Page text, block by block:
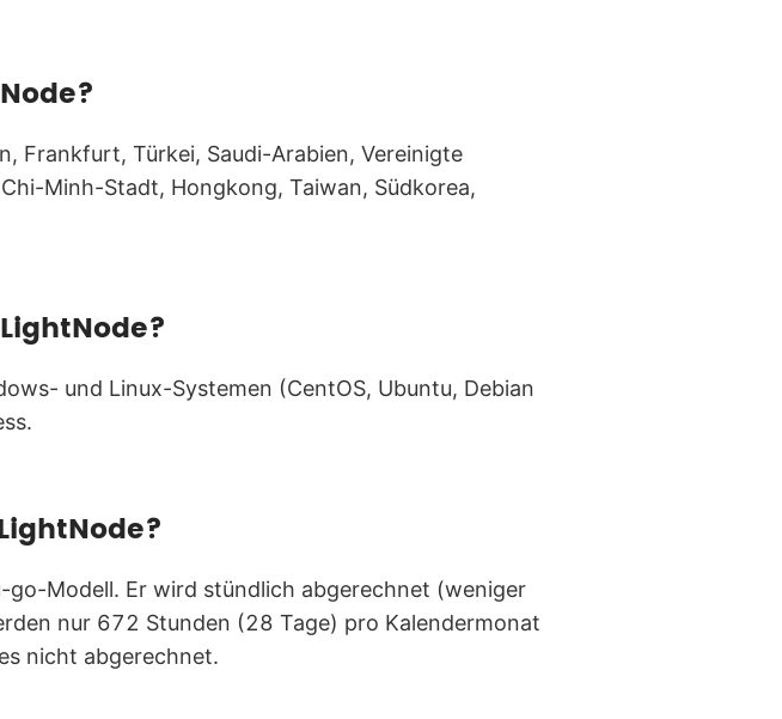
Frankfurt, Türkei, Saudi-Arabien, Vereinigte
Minh-Stadt, Hongkong, Taiwan, Südkorea,
und Linux-Systemen (CentOS, Ubuntu, Debian
Modell. Er wird stündlich abgerechnet (weniger
nur 672 Stunden (28 Tage) pro Kalendermonat
nicht abgerechnet.